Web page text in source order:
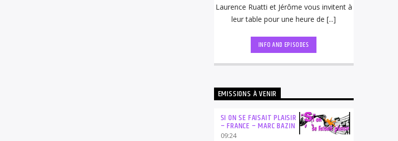
Laurence Ruatti et Jérôme vous invitent à
leur table pour une heure de [...]
INFO AND EPISODES
EMISSIONS À VENIR
SI ON SE FAISAIT PLAISIR
– FRANCE – MARC BAZIN
09:24